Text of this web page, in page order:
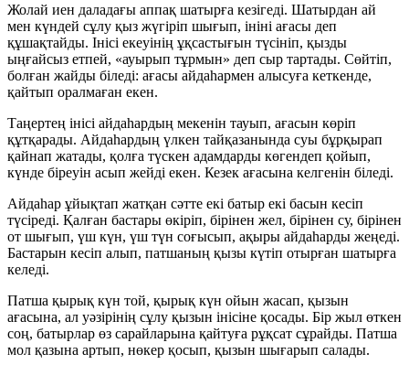
Жолай иен даладағы аппақ шатырға кезігеді. Шатырдан ай
мен күндей сұлу қыз жүгіріп шығып, ініні ағасы деп
құшақтайды. Інісі екеуінің ұқсастығын түсініп, қызды
ыңғайсыз етпей, «ауырып тұрмын» деп сыр тартады. Сөйтіп,
болған жайды біледі: ағасы айдаһармен алысуға кеткенде,
қайтып оралмаған екен.
Таңертең інісі айдаһардың мекенін тауып, ағасын көріп
құтқарады. Айдаһардың үлкен тайқазанында суы бұрқырап
қайнап жатады, қолға түскен адамдарды көгендеп қойып,
күнде біреуін асып жейді екен. Кезек ағасына келгенін біледі.
Айдаһар ұйықтап жатқан сәтте екі батыр екі басын кесіп
түсіреді. Қалған бастары өкіріп, бірінен жел, бірінен су, бірінен
от шығып, үш күн, үш түн соғысып, ақыры айдаһарды жеңеді.
Бастарын кесіп алып, патшаның қызы күтіп отырған шатырға
келеді.
Патша қырық күн той, қырық күн ойын жасап, қызын
ағасына, ал уәзірінің сұлу қызын інісіне қосады. Бір жыл өткен
соң, батырлар өз сарайларына қайтуға рұқсат сұрайды. Патша
мол қазына артып, нөкер қосып, қызын шығарып салады.